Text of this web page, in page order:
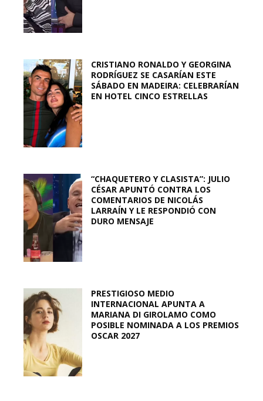
CRISTIANO RONALDO Y GEORGINA
RODRÍGUEZ SE CASARÍAN ESTE
SÁBADO EN MADEIRA: CELEBRARÍAN
EN HOTEL CINCO ESTRELLAS
“CHAQUETERO Y CLASISTA”: JULIO
CÉSAR APUNTÓ CONTRA LOS
COMENTARIOS DE NICOLÁS
LARRAÍN Y LE RESPONDIÓ CON
DURO MENSAJE
PRESTIGIOSO MEDIO
INTERNACIONAL APUNTA A
MARIANA DI GIROLAMO COMO
POSIBLE NOMINADA A LOS PREMIOS
OSCAR 2027